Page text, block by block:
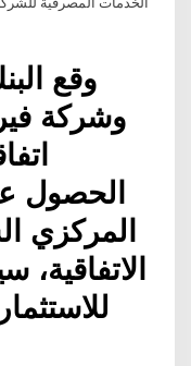
وقع
وشركة
الحصول
المركزي